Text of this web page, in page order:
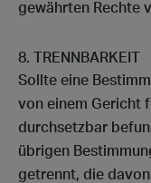
gewährten Rechte
TRENNBARKEIT
Sollte eine
von einem Gericht
durchsetzbar
übrigen
getrennt, die